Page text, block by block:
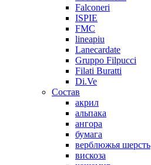
Falconeri
ISPIE
FMC
lineapiu
Lanecardate
Gruppo Filpucci
Filati Buratti
Di.Ve
Состав
акрил
альпака
ангора
бумага
верблюжья шерсть
вискоза